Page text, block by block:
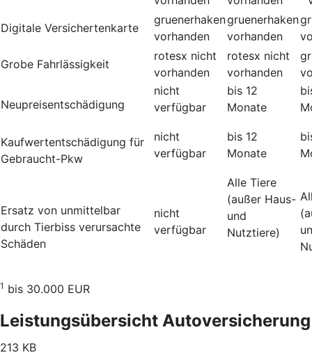
Digitale Versichertenkarte
gruenerhaken
vorhanden
gruenerhaken
vorhanden
Grobe Fahrlässigkeit
rotesx nicht
vorhanden
rotesx nicht
vorhanden
Neupreisentschädigung
nicht
verfügbar
bis 12
Monate
Kauf­wert­entschädi­gung für
Gebraucht-Pkw
nicht
verfügbar
bis 12
Monate
Ersatz von unmittelbar
durch Tierbiss verur­sachte
Schäden
nicht
verfügbar
Alle Tiere
(außer Haus-
und
Nutztiere)
1 bis 30.000 EUR
Leistungsübersicht Autoversicherung
213 KB